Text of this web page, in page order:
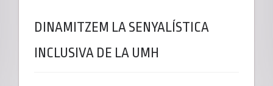
DINAMITZEM LA SENYALÍSTICA
INCLUSIVA DE LA UMH